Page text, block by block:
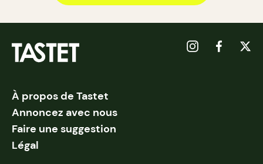
À propos de Tastet
Annoncez avec nous
Faire une suggestion
Légal